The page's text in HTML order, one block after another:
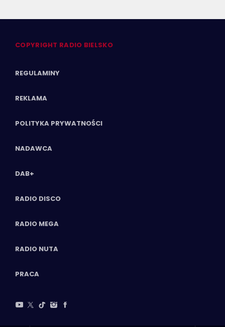
COPYRIGHT RADIO BIELSKO
REGULAMINY
REKLAMA
POLITYKA PRYWATNOŚCI
NADAWCA
DAB+
RADIO DISCO
RADIO MEGA
RADIO NUTA
PRACA